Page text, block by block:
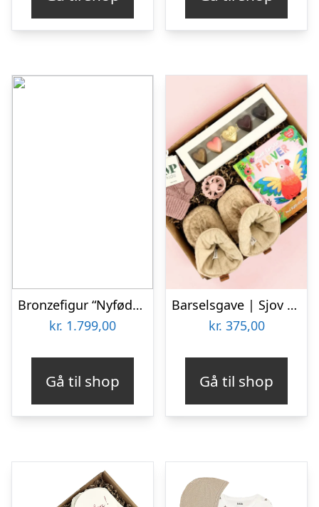
Bronzefigur “Nyfødt” par med baby, 20 cm. Flot gave til nybagte forældre eller dåbsgave 1599 kr.
kr. 1.799,00
Gå til shop
Barselsgave | Sjov for mor og baby
kr. 375,00
Gå til shop